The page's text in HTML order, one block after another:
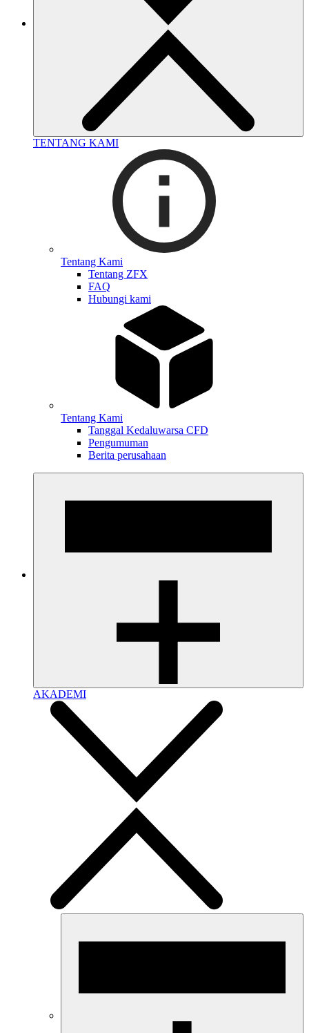
TENTANG KAMI
Tentang Kami
Tentang ZFX
FAQ
Hubungi kami
Tentang Kami
Tanggal Kedaluwarsa CFD
Pengumuman
Berita perusahaan
AKADEMI